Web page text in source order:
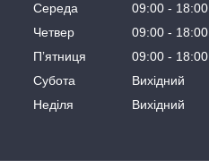
Середа
09:00
18:00
Четвер
09:00
18:00
Пʼятниця
09:00
18:00
Субота
Вихідний
Неділя
Вихідний